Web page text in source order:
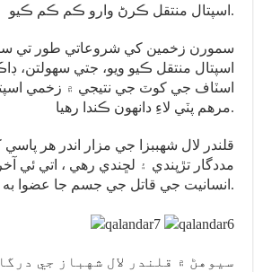
اسپتال منتقل ڪرڻ وارو ڪم ڪم ڪيو.
سمورن زخمين کي شروعاتي طور تي
اسپتال منتقل ڪيو ويو، جتي سهولتن،
اسٽاف جي کوٽ جي نتيجي ۾ زخمي اسپتال
مرهم پٽي لاءِ دانهون ڪندا رهيا.
قلندر لال شهببزا جي مزار اندر هر پاسي
مددگار تڙپندي ۽ لڇندي رهي ، اتي ئي
انسانيت جي قاتل جي جسم جا عضوا به پکڙيل هئا.
سيوهڻ ۾ قلندر لال شهباز جي